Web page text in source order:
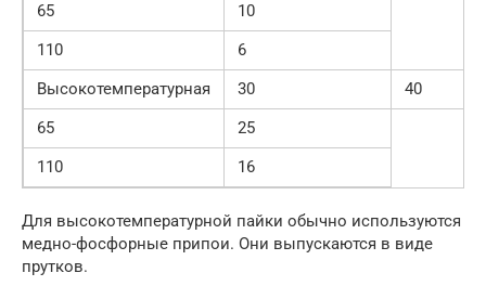
65
10
110
6
Высокотемпературная
30
40
65
25
110
16
Для высокотемпературной пайки обычно используются
медно-фосфорные припои. Они выпускаются в виде
прутков.